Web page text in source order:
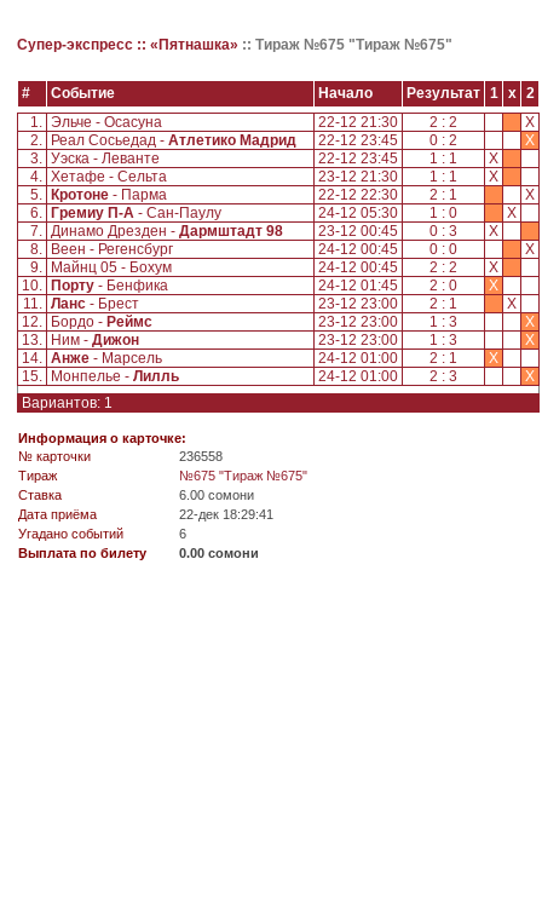
Супер-экспресс :: «Пятнашка» :: Тираж №675 "Тираж №675"
# Событие Начало Результат 1 x
2
1. Эльче - Осасуна 22-12 21:30 2 : 2
X
2.
Реал Сосьедад - Атлетико Мадрид 22-12 23:45 0 : 2
X
3. Уэска - Леванте 22-12 23:45 1 : 1
X
4. Хетафе - Сельта 23-12 21:30 1 : 1
X
5.
Кротоне - Парма 22-12 22:30 2 : 1
X
6.
Гремиу П-А - Сан-Паулу 24-12 05:30 1 : 0
X
7. Динамо Дрезден - Дармштадт 98 23-12 00:45 0 : 3
X
8.
Веен - Регенсбург 24-12 00:45 0 : 0
X
9.
Майнц 05 - Бохум 24-12 00:45 2 : 2
X
10.
Порту - Бенфика 24-12 01:45 2 : 0
X
11. Ланс - Брест 23-12 23:00 2 : 1
X
12.
Бордо - Реймс 23-12 23:00 1 : 3
X
13.
Ним - Дижон 23-12 23:00 1 : 3
X
14. Анже - Марсель 24-12 01:00 2 : 1
X
15.
Монпелье - Лилль 24-12 01:00 2 : 3
X
Вариантов: 1
Информация о карточке:
№ карточки
236558
Tираж
№675 "Тираж №675"
Ставка
6.00 сомони
Дата приёма
22-дек 18:29:41
Угадано событий
6
Выплата по билету
0.00 сомони